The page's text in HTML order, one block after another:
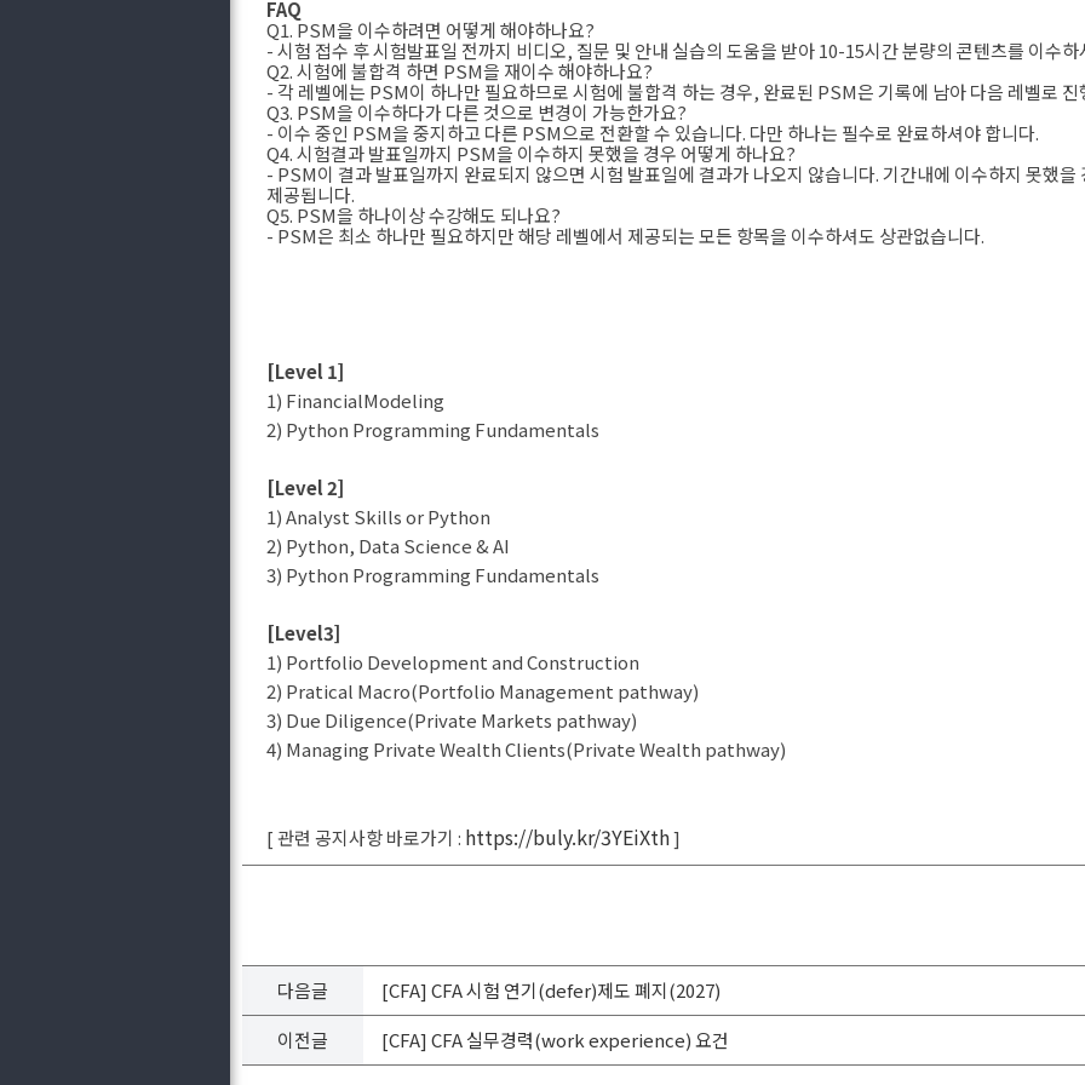
FAQ
Q1. PSM을 이수하려면 어떻게 해야하나요?
- 시험 접수 후 시험발표일 전까지 비디오, 질문 및 안내 실습의 도움을 받아 10-15시간 분량의 콘텐츠를 이수하
Q2. 시험에 불합격 하면 PSM을 재이수 해야하나요?
- 각 레벨에는 PSM이 하나만 필요하므로 시험에 불합격 하는 경우, 완료된 PSM은 기록에 남아 다음 레벨로
Q3. PSM을 이수하다가 다른 것으로 변경이 가능한가요?
- 이수 중인 PSM을 중지하고 다른 PSM으로 전환할 수 있습니다. 다만 하나는 필수로 완료하셔야 합니다.
Q4. 시험결과 발표일까지 PSM을 이수하지 못했을 경우 어떻게 하나요?
- PSM이 결과 발표일까지 완료되지 않으면 시험 발표일에 결과가 나오지 않습니다. 기간내에 이수하지 못했
제공됩니다.
Q5. PSM을 하나이상 수강해도 되나요?
- PSM은 최소 하나만 필요하지만 해당 레벨에서 제공되는 모든 항목을 이수하셔도 상관없습니다.
[Level 1]
1) FinancialModeling
2) Python Programming Fundamentals
[Level 2]
1) Analyst Skills or Python
2) Python, Data Science & AI
3) Python Programming Fundamentals
[Level3]
1) Portfolio Development and Construction
2) Pratical Macro(Portfolio Management pathway)
3) Due Diligence(Private Markets pathway)
4) Managing Private Wealth Clients(Private Wealth pathway)
[ 관련 공지사항 바로가기 : https://buly.kr/3YEiXth]
다음글
[CFA] CFA 시험 연기(defer)제도 폐지(2027)
이전글
[CFA] CFA 실무경력(work experience) 요건